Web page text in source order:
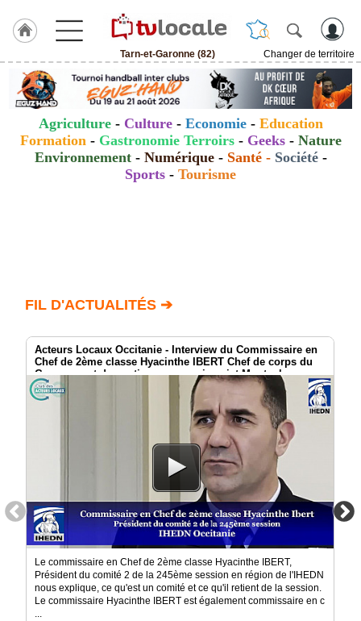
Tarn-et-Garonne (82)
Changer de territoire
J'adhère
Hulcoq
ACCUEIL
Tarn-
Garonne
Gazette
Vidéos
Inscription
annuaire
éditeur
Agriculture- Culture - Economie- Education
Formation - Gastronomie Terroirs- Geeks- Nature
Environnement- Numérique- Santé- Société-
Sports - Tourisme
FIL D'ACTUALITÉS ➔
Acteurs Locaux Occitanie - Interview du Commissaire en
Chef de 2ème classe Hyacinthe IBERT Chef de corps du
Groupement de soutien au commissariat Montauban
Le commissaire en Chef de 2ème classe Hyacinthe IBERT,
Président du comité 2 de la 245ème session en région de l'IHEDN
nous explique, ce qu'est un comité et ce qu'il retient de la session.
Le commissaire Hyacinthe IBERT est également commissaire en c
...